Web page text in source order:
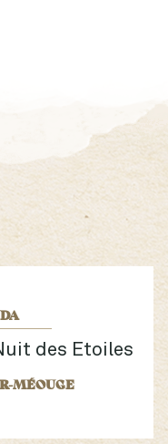
des Etoiles
MÉOUGE